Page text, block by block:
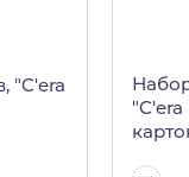
"C'era